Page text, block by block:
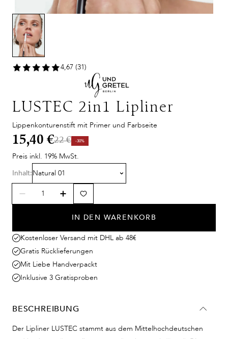
4,67 (31)
LUSTEC 2in1 Lipliner
Lippenkonturenstift mit Primer und Farbseite
15,40 €22 € -30%
Preis inkl. 19% MwSt.
Inhalt:Natural 01
IN DEN WARENKORB
Kostenloser Versand mit DHL ab 48€
Gratis Rücklieferungen
Mit Liebe Handverpackt
Inklusive 3 Gratisproben
BESCHREIBUNG
Der Lipliner LUSTEC stammt aus dem Mittelhochdeutschen